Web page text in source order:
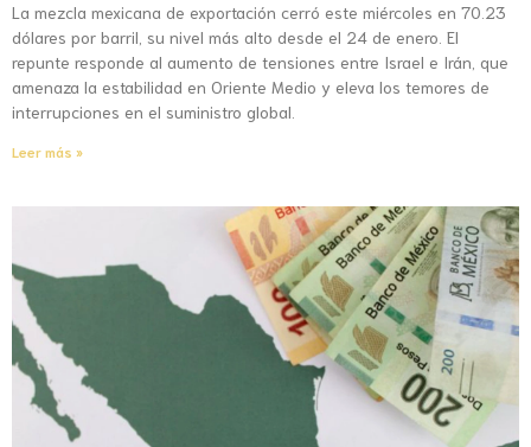
La mezcla mexicana de exportación cerró este miércoles en 70.23
dólares por barril, su nivel más alto desde el 24 de enero. El
repunte responde al aumento de tensiones entre Israel e Irán, que
amenaza la estabilidad en Oriente Medio y eleva los temores de
interrupciones en el suministro global.
Leer más »